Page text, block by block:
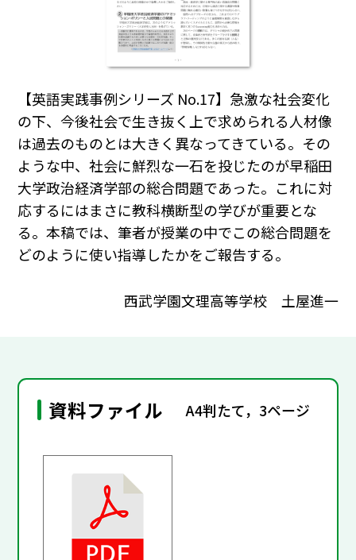
【英語実践事例シリーズ No.17】 急激な社会変化
の下、今後社会で生き抜く上で求められる人材像
は過去のものとは大きく異なってきている。その
ような中、社会に鮮烈な一石を投じたのが早稲田
大学政治経済学部の総合問題であった。これに対
応するにはまさに教科横断型の学びが重要とな
る。本稿では、筆者が授業の中でこの総合問題を
どのように使い指導したかをご報告する。
西武学園文理高等学校 土屋進一
資料ファイル A4判たて，3ページ